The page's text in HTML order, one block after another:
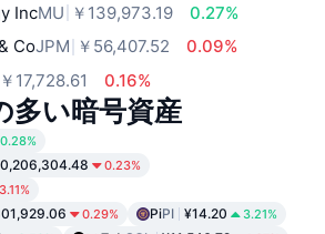
IncMU ￥139,973.19
0.27%
CoJPM ￥56,407.52
0.09%
￥17,728.61 0.16%
多い暗号資産
0.28%
0.23%
3.11%
0.29% PiPI ¥14.20 3.21%